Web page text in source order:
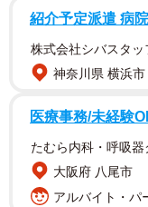
紹介予定派遣 病
株式会社シバスタッ
神奈川県 横浜市
医療事務/未経験
たむら内科・呼吸器
大阪府 八尾市
アルバイト・パ